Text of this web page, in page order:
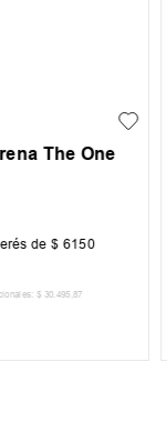
The One
de$ 6150
$ 30 495 ,87